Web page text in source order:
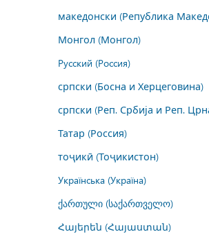
македонски (Република
Монгол (Монгол)
Русский (Россия)
српски (Босна и Херцеговина)
српски (Реп. Србија и Реп.
Татар (Россия)
тоҷикӣ (Тоҷикистон)
Українська (Україна)
ქართული (საქართველო)
Հայերեն (Հայաստան)